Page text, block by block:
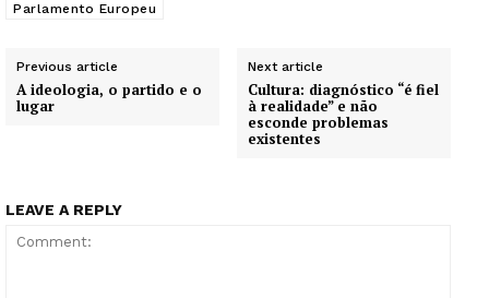
Parlamento Europeu
Previous article
A ideologia, o partido e o
lugar
Next article
Cultura: diagnóstico “é fiel
à realidade” e não
esconde problemas
existentes
LEAVE A REPLY